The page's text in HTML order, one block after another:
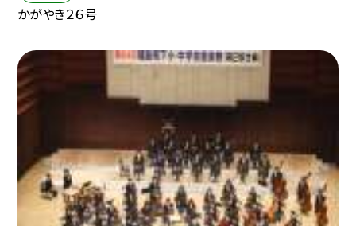
かがやき２６号